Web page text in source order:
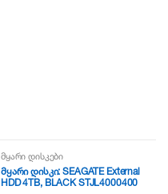
მყარი დისკები
მყარი დისკი: SEAGATE External
HDD 4TB, BLACK STJL4000400